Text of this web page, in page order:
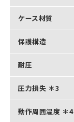
ケース材質
保護構造
耐圧
圧力損失 ＊3
動作周囲温度 ＊4